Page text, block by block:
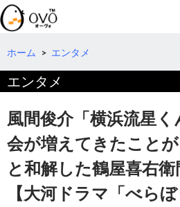
検
索
コ
テ
へ
動
ホーム > エンタメ
エンタメ
風間俊介「横浜流星
会が増えてきたこと
と和解した鶴屋喜右
【大河ドラマ「べら